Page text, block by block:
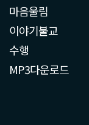
마음울림
이야기불교
수행
MP3다운로드